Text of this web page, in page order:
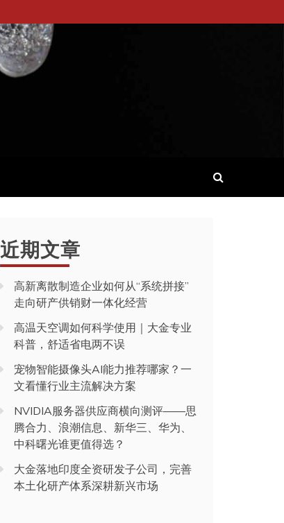
近期文章
高新离散制造企业如何从“系统拼接”
走向研产供销财一体化经营
高温天空调如何科学使用｜大金专业
科普，舒适省电两不误
宠物智能摄像头AI能力推荐哪家？一
文看懂行业主流解决方案
NVIDIA服务器供应商横向测评——思
腾合力、浪潮信息、新华三、华为、
中科曙光谁更值得选？
大金落地印度全资研发子公司，完善
本土化研产体系深耕新兴市场